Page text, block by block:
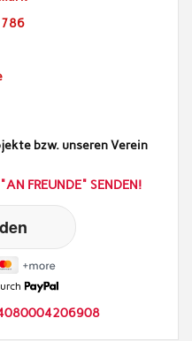
bzw. unseren Verein
"AN FREUNDE" SENDEN!